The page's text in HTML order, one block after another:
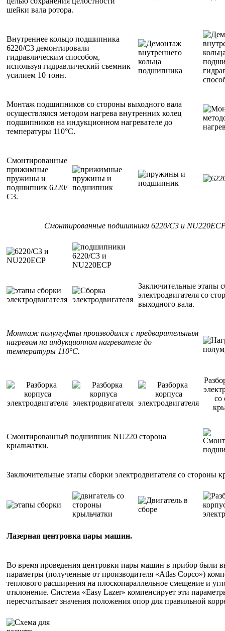
шейки вала ротора.
Внутреннее кольцо подшипника
6220/С3 демонтировали
гидравлическим способом,
используя гидравлический съемник
усилием 10 тонн.
Монтаж подшипников со стороны выходного вала
осуществлялся методом нагрева внутренних колец
подшипников на индукционном нагревателе до
температуры 110°С.
Смонтированные
прижимные
пружины и
подшипник 6220/
С3.
Смонтированные подшипники 6220/С3 и
Заключительные этапы
электродвигателя со
выходного вала.
Монтаж полумуфты производился с предварительным
нагревом на индукционном нагревателе до
температуры 110°С.
со
Смонтированный подшипник NU220 сторона
крыльчатки.
Заключительные этапы сборки электродвигателя со стороны
Лазерная центровка пары машин.
Во время проведения центровки пары машин в прибор были
параметры (полученные от производителя «Atlas Copco»)
теплового расширения на плоскопараллельное смещение и
отклонение. Система «Easy Lazer» компенсирует эти
пересчитывает значения положения опор для правильной